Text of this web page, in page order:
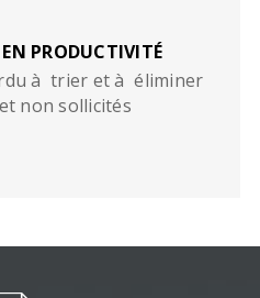
PRODUCTIVITÉ
à trier et à éliminer
non sollicités